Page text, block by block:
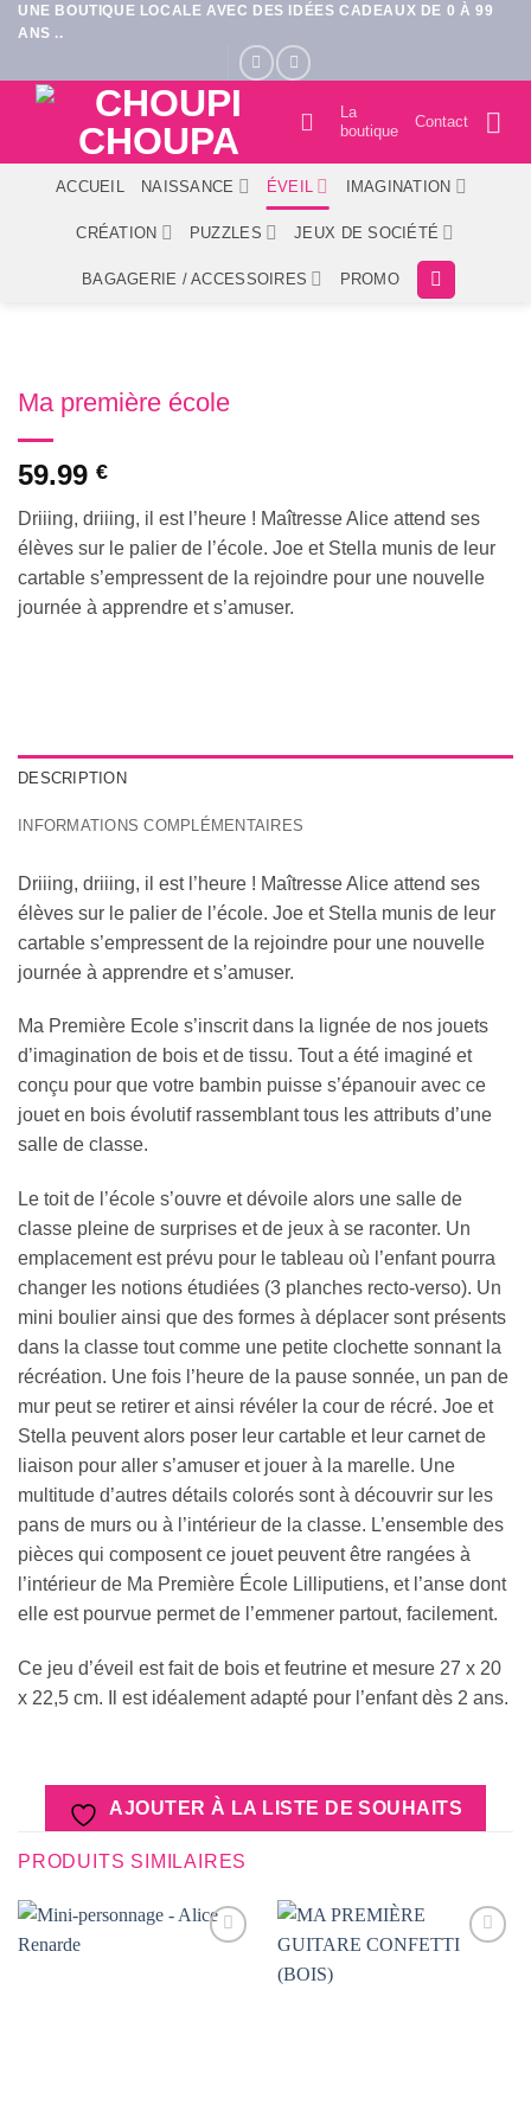
Passer
au
UNE BOUTIQUE LOCALE AVEC DES IDÉES CADEAUX DE 0 À 99
ANS ..
La
boutique
Contact
ACCUEIL NAISSANCE ÉVEIL IMAGINATION
CRÉATION PUZZLES JEUX DE SOCIÉTÉ
BAGAGERIE / ACCESSOIRES PROMO
Ma première école
59.99 €
Driiing, driiing, il est l’heure ! Maîtresse Alice attend ses
élèves sur le palier de l’école. Joe et Stella munis de leur
cartable s’empressent de la rejoindre pour une nouvelle
journée à apprendre et s’amuser.
DESCRIPTION
INFORMATIONS COMPLÉMENTAIRES
Driiing, driiing, il est l’heure ! Maîtresse Alice attend ses
élèves sur le palier de l’école. Joe et Stella munis de leur
cartable s’empressent de la rejoindre pour une nouvelle
journée à apprendre et s’amuser.
Ma Première Ecole s’inscrit dans la lignée de nos jouets
d’imagination de bois et de tissu. Tout a été imaginé et
conçu pour que votre bambin puisse s’épanouir avec ce
jouet en bois évolutif rassemblant tous les attributs d’une
salle de classe.
Le toit de l’école s’ouvre et dévoile alors une salle de
classe pleine de surprises et de jeux à se raconter. Un
emplacement est prévu pour le tableau où l’enfant pourra
changer les notions étudiées (3 planches recto-verso). Un
mini boulier ainsi que des formes à déplacer sont présents
dans la classe tout comme une petite clochette sonnant la
récréation. Une fois l’heure de la pause sonnée, un pan de
mur peut se retirer et ainsi révéler la cour de récré. Joe et
Stella peuvent alors poser leur cartable et leur carnet de
liaison pour aller s’amuser et jouer à la marelle. Une
multitude d’autres détails colorés sont à découvrir sur les
pans de murs ou à l’intérieur de la classe. L’ensemble des
pièces qui composent ce jouet peuvent être rangées à
l’intérieur de Ma Première École Lilliputiens, et l’anse dont
elle est pourvue permet de l’emmener partout, facilement.
Ce jeu d’éveil est fait de bois et feutrine et mesure 27 x 20
x 22,5 cm. Il est idéalement adapté pour l’enfant dès 2 ans.
AJOUTER À LA LISTE DE SOUHAITS
PRODUITS SIMILAIRES